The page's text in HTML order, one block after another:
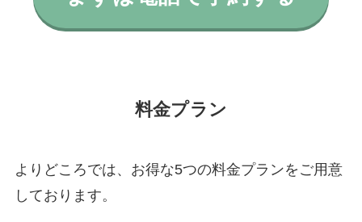
料金プラン
よりどころでは、お得な5つの料金プランをご用意
しております。